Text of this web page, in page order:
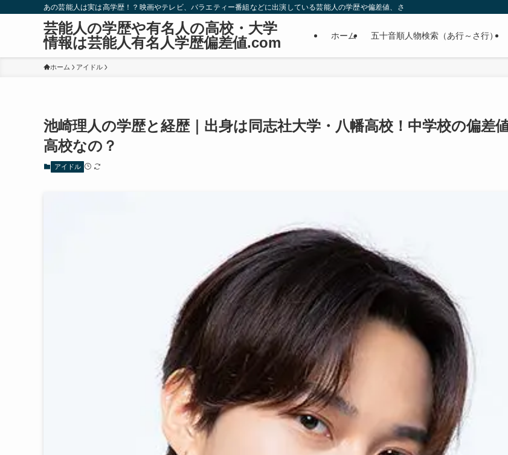
あの芸能人は実は高学歴！？映画やテレビ、バラエティー番組などに出演している芸能人の学歴や偏差値、さらに政治家やスポーツ選手な
芸能人の学歴や有名人の高校・大学
情報は芸能人有名人学歴偏差値.com
ホーム 五十音順人物検索（あ行～さ行）
ホーム アイドル
池崎理人の学歴と経歴｜出身は同志社大学・八幡高校！中学校の偏差
高校なの？
アイドル